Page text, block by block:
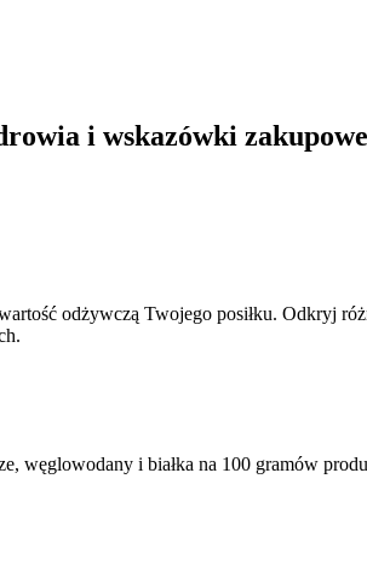
i wskazówki zakupowe
odżywczą Twojego posiłku. Odkryj
węglowodany i białka na 100 gramów